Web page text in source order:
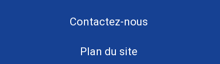
Contactez-nous
Plan du site